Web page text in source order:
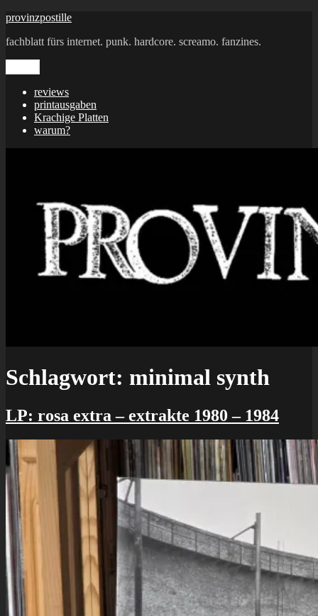
Zum
springen
provinzpostille
fachblatt fürs internet. punk. hardcore. screamo. fanzines.
reviews
printausgaben
Krachige Platten
warum?
Schlagwort: minimal synth
LP: rosa extra – extrakte 1980 – 1984